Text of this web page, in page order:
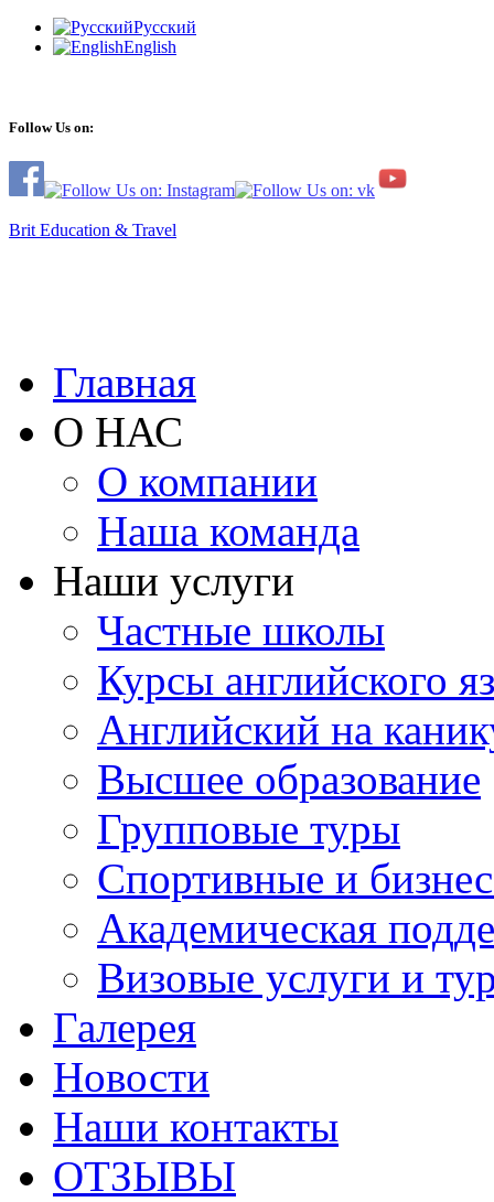
Русский
English
Follow Us on:
Brit Education & Travel
Главная
О НАС
О компании
Наша команда
Наши услуги
Частные школы
Курсы английского
Английский на
Высшее образование
Групповые туры
Спортивные и
Академическая
Визовые услуги и
Галерея
Новости
Наши контакты
ОТЗЫВЫ